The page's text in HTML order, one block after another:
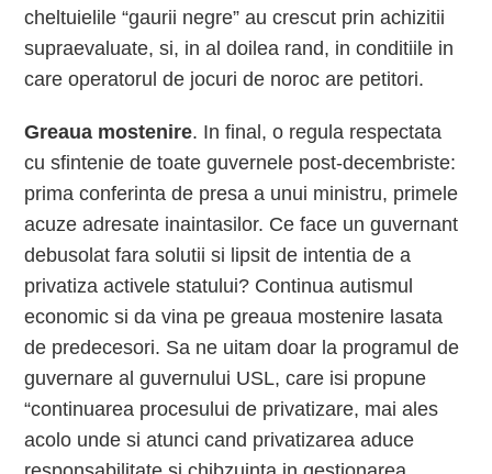
cheltuielile “gaurii negre” au crescut prin achizitii
supraevaluate, si, in al doilea rand, in conditiile in
care operatorul de jocuri de noroc are petitori.
Greaua mostenire. In final, o regula respectata
cu sfintenie de toate guvernele post-decembriste:
prima conferinta de presa a unui ministru, primele
acuze adresate inaintasilor. Ce face un guvernant
debusolat fara solutii si lipsit de intentia de a
privatiza activele statului? Continua autismul
economic si da vina pe greaua mostenire lasata
de predecesori. Sa ne uitam doar la programul de
guvernare al guvernului USL, care isi propune
“continuarea procesului de privatizare, mai ales
acolo unde si atunci cand privatizarea aduce